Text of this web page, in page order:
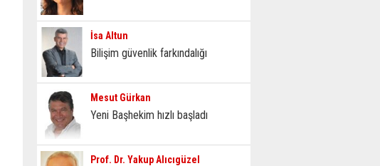
İsa Altun
Bilişim güvenlik farkındalığı
Mesut Gürkan
Yeni Başhekim hızlı başladı
Prof. Dr. Yakup Alıcıgüzel